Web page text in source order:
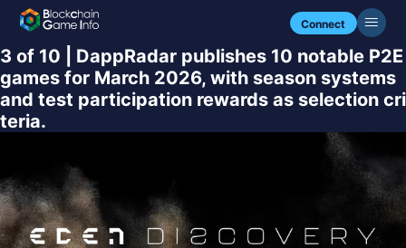
Connect
3 of 10 | DappRadar publishes 10 notable P2E
games for March 2026, with season systems
and test participation rewards as selection cri
teria.